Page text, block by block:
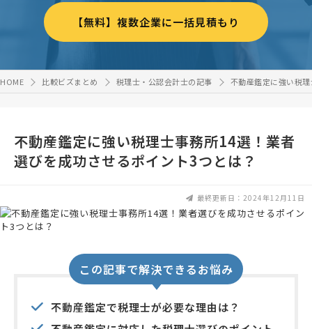
【無料】複数企業に一括見積もり
HOME 比較ビズまとめ 税理士・公認会計士の記事 不動産鑑定に強い税
不動産鑑定に強い税理士事務所14選！業者
選びを成功させるポイント3つとは？
最終更新日：2024年12月11日
この記事で解決できるお悩み
不動産鑑定で税理士が必要な理由は？